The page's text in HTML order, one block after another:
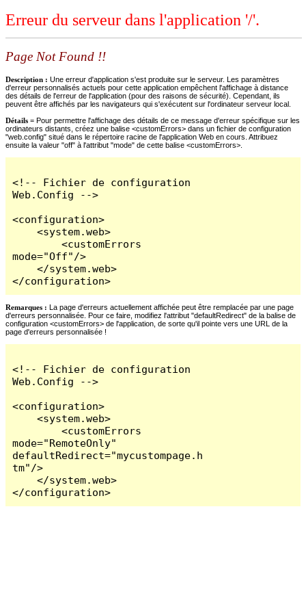
Erreur du serveur dans l'application '/'.
Page Not Found !!
Description : Une erreur d'application s'est produite sur le serveur. Les paramètres
d'erreur personnalisés actuels pour cette application empêchent l'affichage à distance
des détails de l'erreur de l'application (pour des raisons de sécurité). Cependant, ils
peuvent être affichés par les navigateurs qui s'exécutent sur l'ordinateur serveur local.
Détails = Pour permettre l'affichage des détails de ce message d'erreur spécifique sur les
ordinateurs distants, créez une balise <customErrors> dans un fichier de configuration
"web.config" situé dans le répertoire racine de l'application Web en cours. Attribuez
ensuite la valeur "off" à l'attribut "mode" de cette balise <customErrors>.
<!-- Fichier de configuration
Web.Config -->
<configuration>
    <system.web>
        <customErrors
mode="Off"/>
    </system.web>
</configuration>
Remarques : La page d'erreurs actuellement affichée peut être remplacée par une page
d'erreurs personnalisée. Pour ce faire, modifiez l'attribut "defaultRedirect" de la balise de
configuration <customErrors> de l'application, de sorte qu'il pointe vers une URL de la
page d'erreurs personnalisée !
<!-- Fichier de configuration
Web.Config -->
<configuration>
    <system.web>
        <customErrors
mode="RemoteOnly"
defaultRedirect="mycustompage.h
tm"/>
    </system.web>
</configuration>